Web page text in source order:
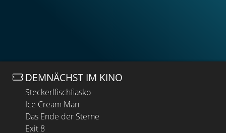
DEMNÄCHST IM KINO
Steckerlfischfiasko
Ice Cream Man
Das Ende der Sterne
Exit 8